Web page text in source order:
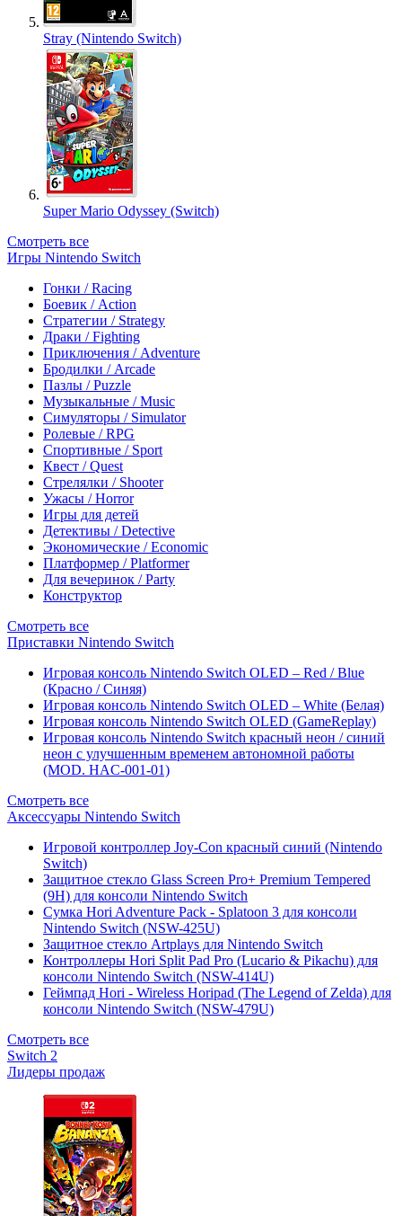
Stray (Nintendo Switch)
Super Mario Odyssey (Switch)
Смотреть все
Игры Nintendo Switch
Гонки / Racing
Боевик / Action
Стратегии / Strategy
Драки / Fighting
Приключения / Adventure
Бродилки / Arcade
Пазлы / Puzzle
Музыкальные / Music
Симуляторы / Simulator
Ролевые / RPG
Спортивные / Sport
Квест / Quest
Стрелялки / Shooter
Ужасы / Horror
Игры для детей
Детективы / Detective
Экономические / Economic
Платформер / Platformer
Для вечеринок / Party
Конструктор
Смотреть все
Приставки Nintendo Switch
Игровая консоль Nintendo Switch OLED – Red / Blue
(Красно / Синяя)
Игровая консоль Nintendo Switch OLED – White (Белая)
Игровая консоль Nintendo Switch OLED (GameReplay)
Игровая консоль Nintendo Switch красный неон / синий
неон с улучшенным временем автономной работы
(MOD. HAC-001-01)
Смотреть все
Аксессуары Nintendo Switch
Игровой контроллер Joy-Con красный синий (Nintendo
Switch)
Защитное стекло Glass Screen Pro+ Premium Tempered
(9H) для консоли Nintendo Switch
Сумка Hori Adventure Pack - Splatoon 3 для консоли
Nintendo Switch (NSW-425U)
Защитное стекло Artplays для Nintendo Switch
Контроллеры Hori Split Pad Pro (Lucario & Pikachu) для
консоли Nintendo Switch (NSW-414U)
Геймпад Hori - Wireless Horipad (The Legend of Zelda) для
консоли Nintendo Switch (NSW-479U)
Смотреть все
Switch 2
Лидеры продаж